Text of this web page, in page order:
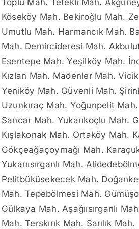
Köseköy Mah. Bekiroğlu Mah.
Umutlu Mah. Harmancık Mah.
Mah. Demircideresi Mah.
Esentepe Mah. Yeşilköy Mah.
Kızlan Mah. Madenler Mah.
Yeniköy Mah. Güvenli Mah.
Uzunkıraç Mah. Yoğunpelit
Sancar Mah. Yukarıkoçlu Mah.
Kışlakonak Mah. Ortaköy Mah.
Gökçeağaçoymağı Mah.
Yukarıısırganlı Mah.
Pelitbüküsekecek Mah.
Mah. Tepebölmesi Mah.
Gülkaya Mah. Aşağıısırganlı
Mah. Terskırık Mah. Sarılık Mah.